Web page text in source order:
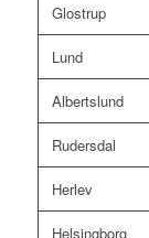
Glostrup
Lund
Albertslund
Rudersdal
Herlev
Helsingborg